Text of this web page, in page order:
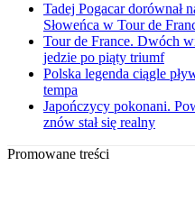
Tadej Pogacar dorównał
Słoweńca w Tour de
Tour de France. Dwóch
jedzie po piąty triumf
Polska legenda ciągle
tempa
Japończycy pokonani.
znów stał się realny
Promowane treści